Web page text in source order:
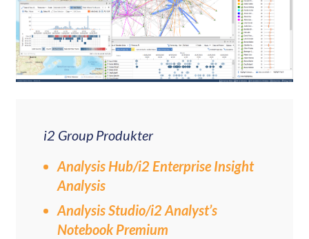
i2 Group Produkter
Analysis Hub/i2 Enterprise Insight
Analysis
Analysis Studio/i2 Analyst’s
Notebook Premium